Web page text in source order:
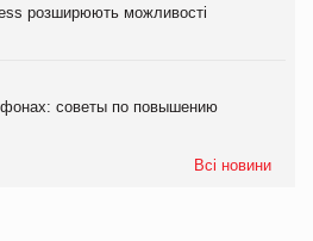
розширюють можливості
советы по повышению
Всі новини